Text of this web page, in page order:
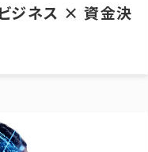
ジネス × 資金決